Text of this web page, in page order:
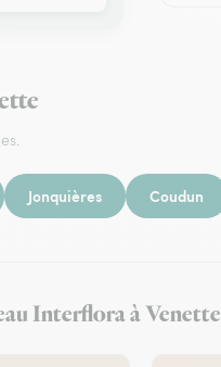
Jonquières Coudun
Interflora à Venette